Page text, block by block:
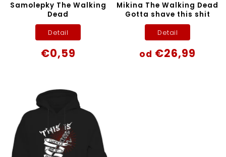
Samolepky The Walking
Dead
€0,59
Detail
Mikina The Walking Dead
Gotta shave this shit
od €26,99
Detail